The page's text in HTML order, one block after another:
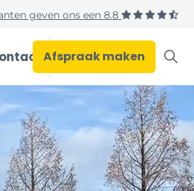
geven ons een8.8
Occasions
Afspraak maken